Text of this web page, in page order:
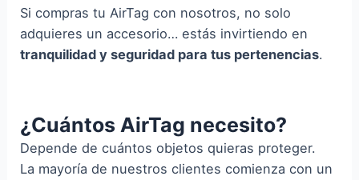
Si compras tu AirTag con nosotros, no solo
adquieres un accesorio… estás invirtiendo en
tranquilidad y seguridad para tus pertenencias.
¿Cuántos AirTag necesito?
Depende de cuántos objetos quieras proteger.
La mayoría de nuestros clientes comienza con un